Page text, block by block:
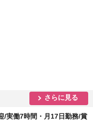
さらに見る
/実働7時間・月17日勤務/賞